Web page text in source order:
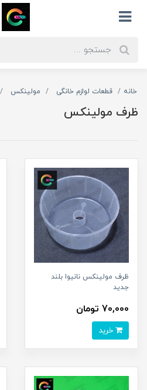
خانه قطعات لوازم خانگی مولینکس
ظرف مولینکس
ظرف مولینکس نانیوا بلند
جدید
70,000 تومان